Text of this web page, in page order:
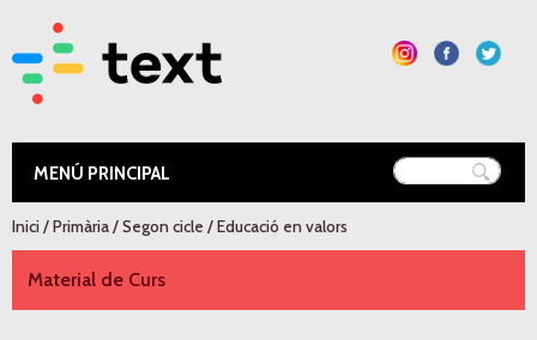
contingut
Text Educació
Esteu aquí
Inici/Primària/Segon cicle /Educació en valors
Material de Curs